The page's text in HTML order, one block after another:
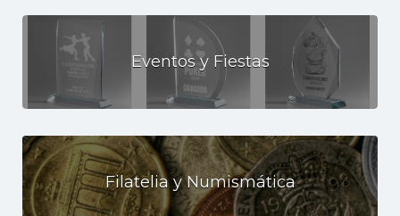
Eventos y Fiestas
Filatelia y Numismática